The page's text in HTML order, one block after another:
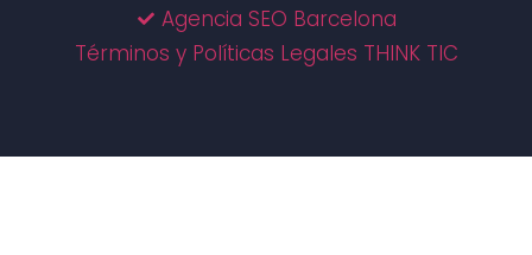
Agencia SEO Barcelona
Términos y Políticas Legales THINK TIC